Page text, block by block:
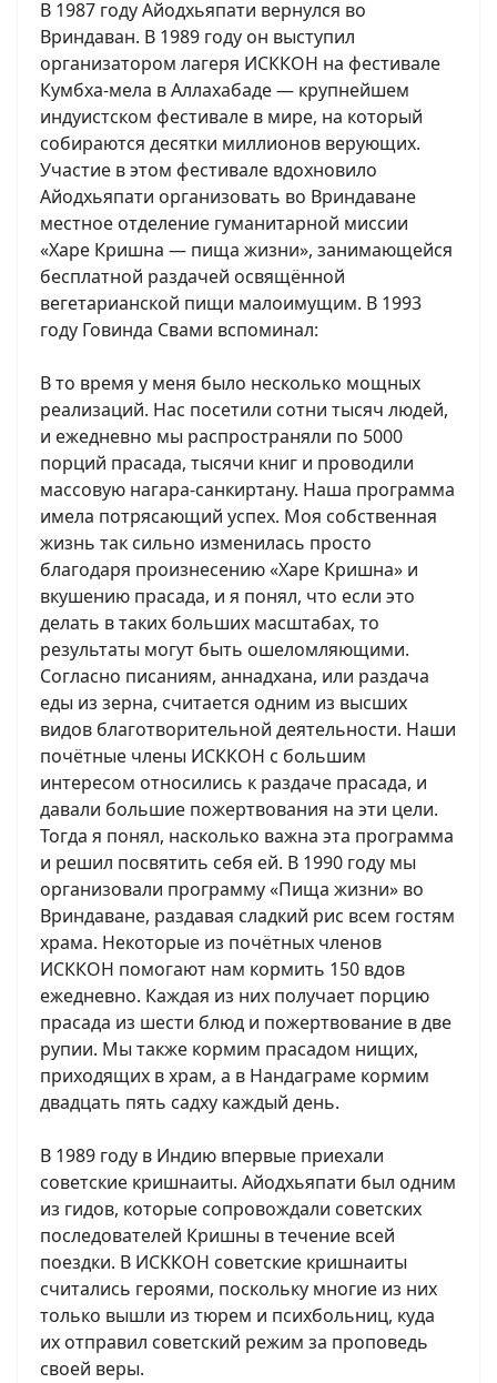
В 1987 году Айодхьяпати вернулся во
Вриндаван. В 1989 году он выступил
организатором лагеря ИСККОН на фестивале
Кумбха-мела в Аллахабаде — крупнейшем
индуистском фестивале в мире, на который
собираются десятки миллионов верующих.
Участие в этом фестивале вдохновило
Айодхьяпати организовать во Вриндаване
местное отделение гуманитарной миссии
«Харе Кришна — пища жизни», занимающейся
бесплатной раздачей освящённой
вегетарианской пищи малоимущим. В 1993
году Говинда Свами вспоминал:
В то время у меня было несколько мощных
реализаций. Нас посетили сотни тысяч людей,
и ежедневно мы распространяли по 5000
порций прасада, тысячи книг и проводили
массовую нагара-санкиртану. Наша программа
имела потрясающий успех. Моя собственная
жизнь так сильно изменилась просто
благодаря произнесению «Харе Кришна» и
вкушению прасада, и я понял, что если это
делать в таких больших масштабах, то
результаты могут быть ошеломляющими.
Согласно писаниям, аннадхана, или раздача
еды из зерна, считается одним из высших
видов благотворительной деятельности. Наши
почётные члены ИСККОН с большим
интересом относились к раздаче прасада, и
давали большие пожертвования на эти цели.
Тогда я понял, насколько важна эта программа
и решил посвятить себя ей. В 1990 году мы
организовали программу «Пища жизни» во
Вриндаване, раздавая сладкий рис всем гостям
храма. Некоторые из почётных членов
ИСККОН помогают нам кормить 150 вдов
ежедневно. Каждая из них получает порцию
прасада из шести блюд и пожертвование в две
рупии. Мы также кормим прасадом нищих,
приходящих в храм, а в Нандаграме кормим
двадцать пять садху каждый день.
В 1989 году в Индию впервые приехали
советские кришнаиты. Айодхьяпати был одним
из гидов, которые сопровождали советских
последователей Кришны в течение всей
поездки. В ИСККОН советские кришнаиты
считались героями, поскольку многие из них
только вышли из тюрем и психбольниц, куда
их отправил советский режим за проповедь
своей веры.